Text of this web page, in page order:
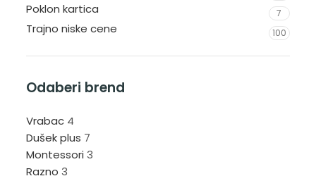
Poklon kartica 7
Trajno niske cene 100
Odaberi brend
Vrabac 4
Dušek plus 7
Montessori 3
Razno 3